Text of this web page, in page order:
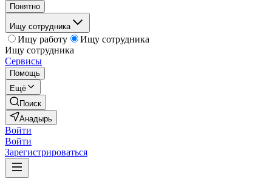
Понятно
Ищу сотрудника
Ищу работу
Ищу сотрудника
Ищу сотрудника
Сервисы
Помощь
Ещё
Поиск
Анадырь
Войти
Войти
Зарегистрироваться